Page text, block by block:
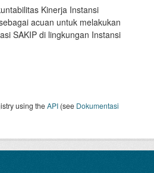
Kinerja Instansi
acuan untuk melakukan
SAKIP di lingkungan Instansi
using theAPI (see Dokumentasi